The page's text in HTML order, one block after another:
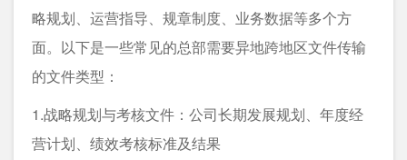
略规划、运营指导、规章制度、业务数据等多个方
面。以下是一些常见的总部需要异地跨地区文件传输
的文件类型：
1.战略规划与考核文件：公司长期发展规划、年度经
营计划、绩效考核标准及结果